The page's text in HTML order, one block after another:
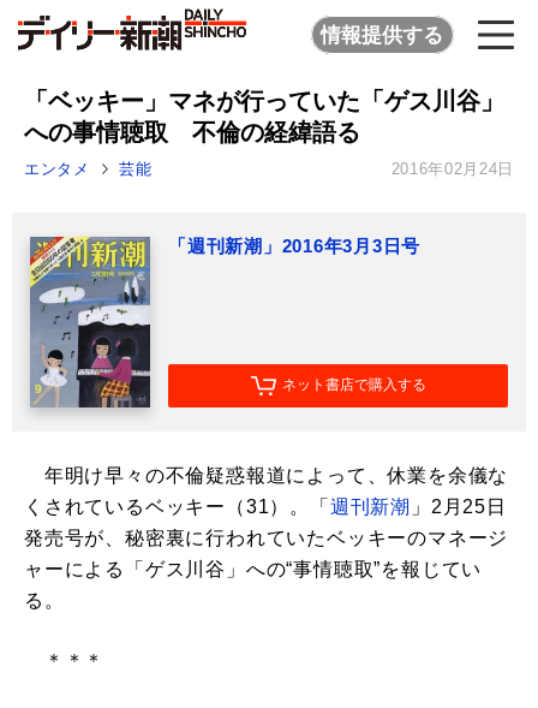
情報提供する
「ベッキー」マネが行っていた「ゲス川谷」
への事情聴取 不倫の経緯語る
エンタメ 芸能 2016年02月24日
「週刊新潮」2016年3月3日号
ネット書店で購入する
年明け早々の不倫疑惑報道によって、休業を余儀な
くされているベッキー（31）。「 週刊新潮 」2月25日
発売号が、秘密裏に行われていたベッキーのマネージ
ャーによる「ゲス川谷」への“事情聴取”を報じてい
る。
＊＊＊